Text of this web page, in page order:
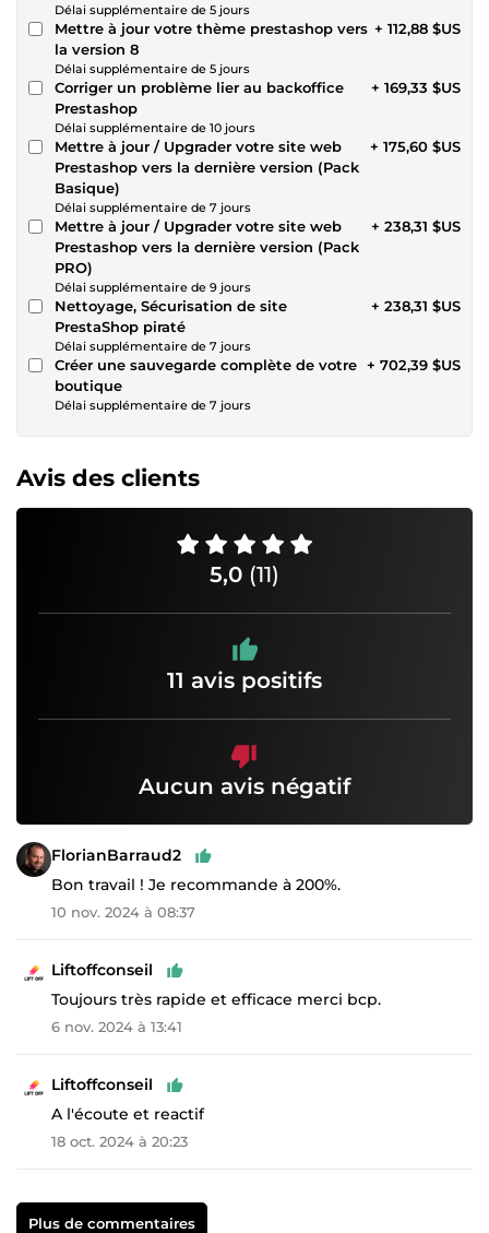
Délai supplémentaire de 5 jours
Mettre à jour votre thème prestashop vers
la version 8
Délai supplémentaire de 5 jours
+ 112,88 $US
Corriger un problème lier au backoffice
Prestashop
Délai supplémentaire de 10 jours
+ 169,33 $US
Mettre à jour / Upgrader votre site web
Prestashop vers la dernière version (Pack
Basique)
Délai supplémentaire de 7 jours
+ 175,60 $US
Mettre à jour / Upgrader votre site web
Prestashop vers la dernière version (Pack
PRO)
Délai supplémentaire de 9 jours
+ 238,31 $US
Nettoyage, Sécurisation de site
PrestaShop piraté
Délai supplémentaire de 7 jours
+ 238,31 $US
Créer une sauvegarde complète de votre
boutique
Délai supplémentaire de 7 jours
+ 702,39 $US
Avis des clients
5,0 (11)
11 avis positifs
Aucun avis négatif
FlorianBarraud2
Bon travail ! Je recommande à 200%.
10 nov. 2024 à 08:37
Liftoffconseil
Toujours très rapide et efficace merci bcp.
6 nov. 2024 à 13:41
Liftoffconseil
A l'écoute et reactif
18 oct. 2024 à 20:23
Plus de commentaires